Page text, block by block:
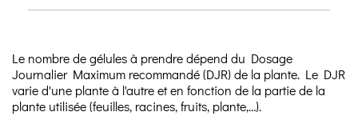
Le nombre de gélules à prendre dépend du Dosage
Journalier Maximum recommandé (DJR) de la plante. Le DJR
varie d'une plante à l'autre et en fonction de la partie de la
plante utilisée (feuilles, racines, fruits, plante,…).